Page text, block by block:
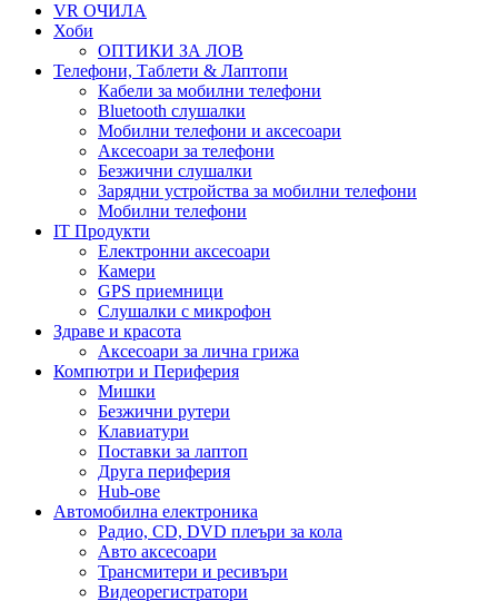
VR ОЧИЛА
Хоби
ОПТИКИ ЗА ЛОВ
Телефони, Таблети & Лаптопи
Кабели за мобилни телефони
Bluetooth слушалки
Мобилни телефони и аксесоари
Аксесоари за телефони
Безжични слушалки
Зарядни устройства за мобилни телефони
Мобилни телефони
IT Продукти
Електронни аксесоари
Камери
GPS приемници
Слушалки с микрофон
Здраве и красота
Аксесоари за лична грижа
Компютри и Периферия
Мишки
Безжични рутери
Клавиатури
Поставки за лаптоп
Друга периферия
Hub-ове
Автомобилна електроника
Радио, CD, DVD плеъри за кола
Авто аксесоари
Трансмитери и ресивъри
Видеорегистратори